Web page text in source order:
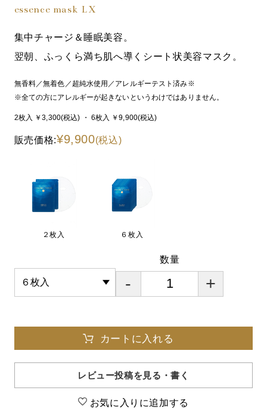
essence mask LX
集中チャージ＆睡眠美容。
翌朝、ふっくら満ち肌へ導くシート状美容マスク。
無香料／無着色／超純水使用／アレルギーテスト済み※
※全ての方にアレルギーが起きないというわけではありません。
2枚入 ￥3,300(税込) ・ 6枚入 ￥9,900(税込)
販売価格:¥9,900(税込)
２枚入 ６枚入
数量
- +
カートに入れる
レビュー投稿を見る・書く
お気に入りに追加する